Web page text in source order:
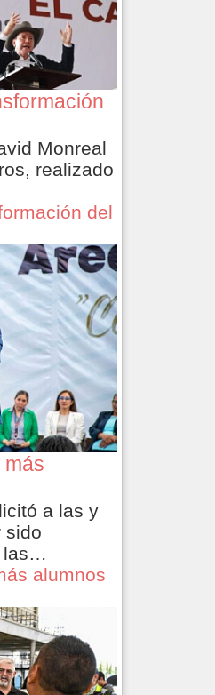
Monreal
realizado
del
más
a las y
sido
alumnos